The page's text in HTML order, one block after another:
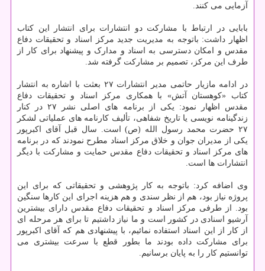
آزمایی می کنند.
بابایی در ارتباط با مشارکت دو انتشارات برای انتشار این کتاب
اظهار داشت: باتوجه به مدیریت جدید مرکز اسناد و تحقیقات دفاع
مقدس و امکان دسترسی به اسناد و مدارک و پیشنهاد برای کار از
طرف این مرکز، تصمیم بر مشارکت گرفته شد.
در ادامه مازیار حاتمی مدیر انتشارات ۲۷ بعثت با اشاره به انتشار
کتاب «کوهستان آتش» با همکاری مرکز اسناد و تحقیقات دفاع
مقدس اظهار نمود: یکی از برنامه های اصلی نشر ۲۷ در کنار
زندگینامه نویسی یا تاریخ شفاهی، تألیف کارنامه های عملیاتی لشکر
۲۷ حضرت محمد رسول الله (ص) است. سال قبل آقای اکبرپور
یکی از مدیران جوان و خلاق مرکز اسناد مطرح نمودند که در برنامه
های مرکز اسناد و تحقیقات دفاع مقدس حمایت و مشارکت با دیگر
انتشارات ها است.
وی اضافه کرد: باتوجه به کار پژوهشی و تحقیقاتی که برای این
پروژه نیاز بود، هم از نظر سندی و هم هزینه اجرای این کارها سنگین
بود. از طرفی مرکز اسناد و تحقیقات دفاع مقدس دارای بیشترین
آرشیو اسنادی در کشور است و ما نیاز داشتیم تا برای هر مرحله ای
از کار از این اسناد استفاده نمائیم، با پیشنهادی هم که آقای اکبرپور
برای مشارکت داده بودند ما بطور قطع با سرعت بیشتری می
توانستیم کار را به پایان برسانیم.